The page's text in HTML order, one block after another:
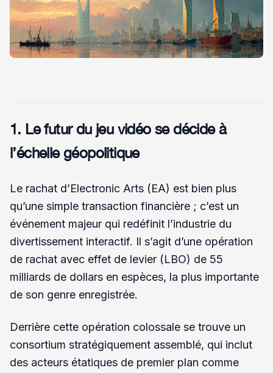
1. Le futur du jeu vidéo se décide à
l’échelle géopolitique
Le rachat d’Electronic Arts (EA) est bien plus
qu’une simple transaction financière ; c’est un
événement majeur qui redéfinit l’industrie du
divertissement interactif. Il s’agit d’une opération
de rachat avec effet de levier (LBO) de 55
milliards de dollars en espèces, la plus importante
de son genre enregistrée.
Derrière cette opération colossale se trouve un
consortium stratégiquement assemblé, qui inclut
des acteurs étatiques de premier plan comme